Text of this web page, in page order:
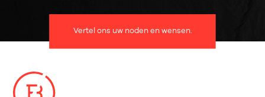
Vertel ons uw noden en wensen.